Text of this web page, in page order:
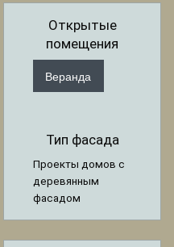
Открытые
помещения
Веранда
Тип фасада
Проекты домов с
деревянным
фасадом